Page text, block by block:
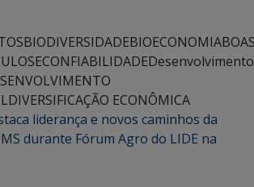
BIODIVERSIDADEBIOECONOMIA
CONFIABILIDADEDesenvolvimento
DIVERSIFICAÇÃO ECONÔMICA
liderança e novos caminhos da
durante Fórum Agro do LIDE na